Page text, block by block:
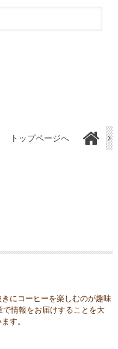
トップページへ
にコーヒーを楽しむのが趣味
情報をお届けすることを大
す。